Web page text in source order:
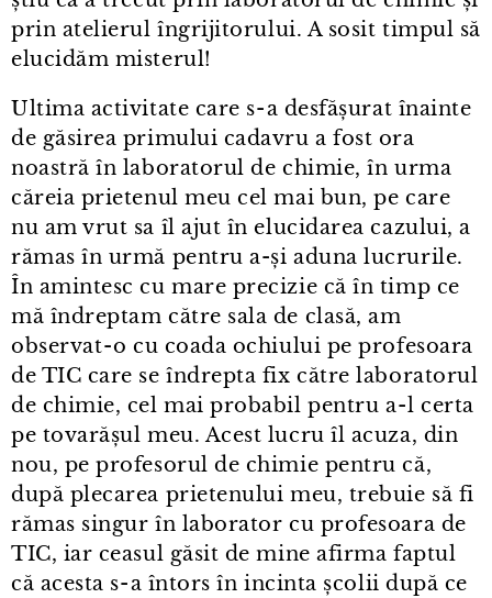
prin atelierul îngrijitorului. A sosit timpul să
elucidăm misterul!
Ultima activitate care s⁠-⁠a desfășurat înainte
de găsirea primului cadavru a fost ora
noastră în laboratorul de chimie, în urma
căreia prietenul meu cel mai bun, pe care
nu am vrut sa îl ajut în elucidarea cazului, a
rămas în urmă pentru a-și aduna lucrurile.
În amintesc cu mare precizie că în timp ce
mă îndreptam către sala de clasă, am
observat⁠-⁠o cu coada ochiului pe profesoara
de TIC care se îndrepta fix către laboratorul
de chimie, cel mai probabil pentru a⁠-⁠l certa
pe tovarășul meu. Acest lucru îl acuza, din
nou, pe profesorul de chimie pentru că,
după plecarea prietenului meu, trebuie să fi
rămas singur în laborator cu profesoara de
TIC, iar ceasul găsit de mine afirma faptul
că acesta s⁠-⁠a întors în incinta școlii după ce